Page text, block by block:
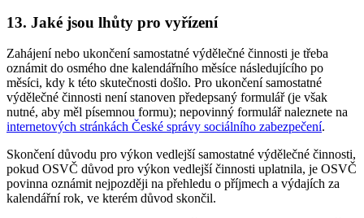
13. Jaké jsou lhůty pro vyřízení
Zahájení nebo ukončení samostatné výdělečné činnosti je třeba
oznámit do osmého dne kalendářního měsíce následujícího po
měsíci, kdy k této skutečnosti došlo. Pro ukončení samostatné
výdělečné činnosti není stanoven předepsaný formulář (je však
nutné, aby měl písemnou formu); nepovinný formulář naleznete na
internetových stránkách České správy sociálního zabezpečení.
Skončení důvodu pro výkon vedlejší samostatné výdělečné činnosti,
pokud OSVČ důvod pro výkon vedlejší činnosti uplatnila, je OSVČ
povinna oznámit nejpozději na přehledu o příjmech a výdajích za
kalendářní rok, ve kterém důvod skončil.